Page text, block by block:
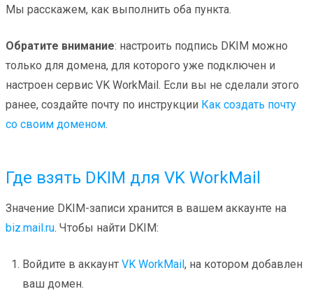
Мы расскажем, как выполнить оба пункта.
Обратите внимание: настроить подпись DKIM можно
только для домена, для которого уже подключен и
настроен сервис VK WorkMail. Если вы не сделали этого
ранее, создайте почту по инструкции Как создать почту
со своим доменом.
Где взять DKIM для VK WorkMail
Значение DKIM-записи хранится в вашем аккаунте на
biz.mail.ru. Чтобы найти DKIM:
Войдите в аккаунт VK WorkMail, на котором добавлен
ваш домен.